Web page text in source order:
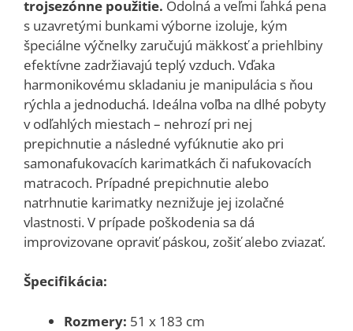
trojsezónne použitie. Odolná a veľmi ľahká pena
s uzavretými bunkami výborne izoluje, kým
špeciálne výčnelky zaručujú mäkkosť a priehlbiny
efektívne zadržiavajú teplý vzduch. Vďaka
harmonikovému skladaniu je manipulácia s ňou
rýchla a jednoduchá. Ideálna voľba na dlhé pobyty
v odľahlých miestach – nehrozí pri nej
prepichnutie a následné vyfúknutie ako pri
samonafukovacích karimatkách či nafukovacích
matracoch. Prípadné prepichnutie alebo
natrhnutie karimatky neznižuje jej izolačné
vlastnosti. V prípade poškodenia sa dá
improvizovane opraviť páskou, zošiť alebo zviazať.
Špecifikácia:
Rozmery: 51 x 183 cm